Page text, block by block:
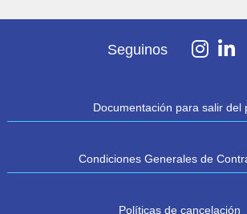
Seguinos
Documentación para salir del
Condiciones Generales de
Políticas de cancelación